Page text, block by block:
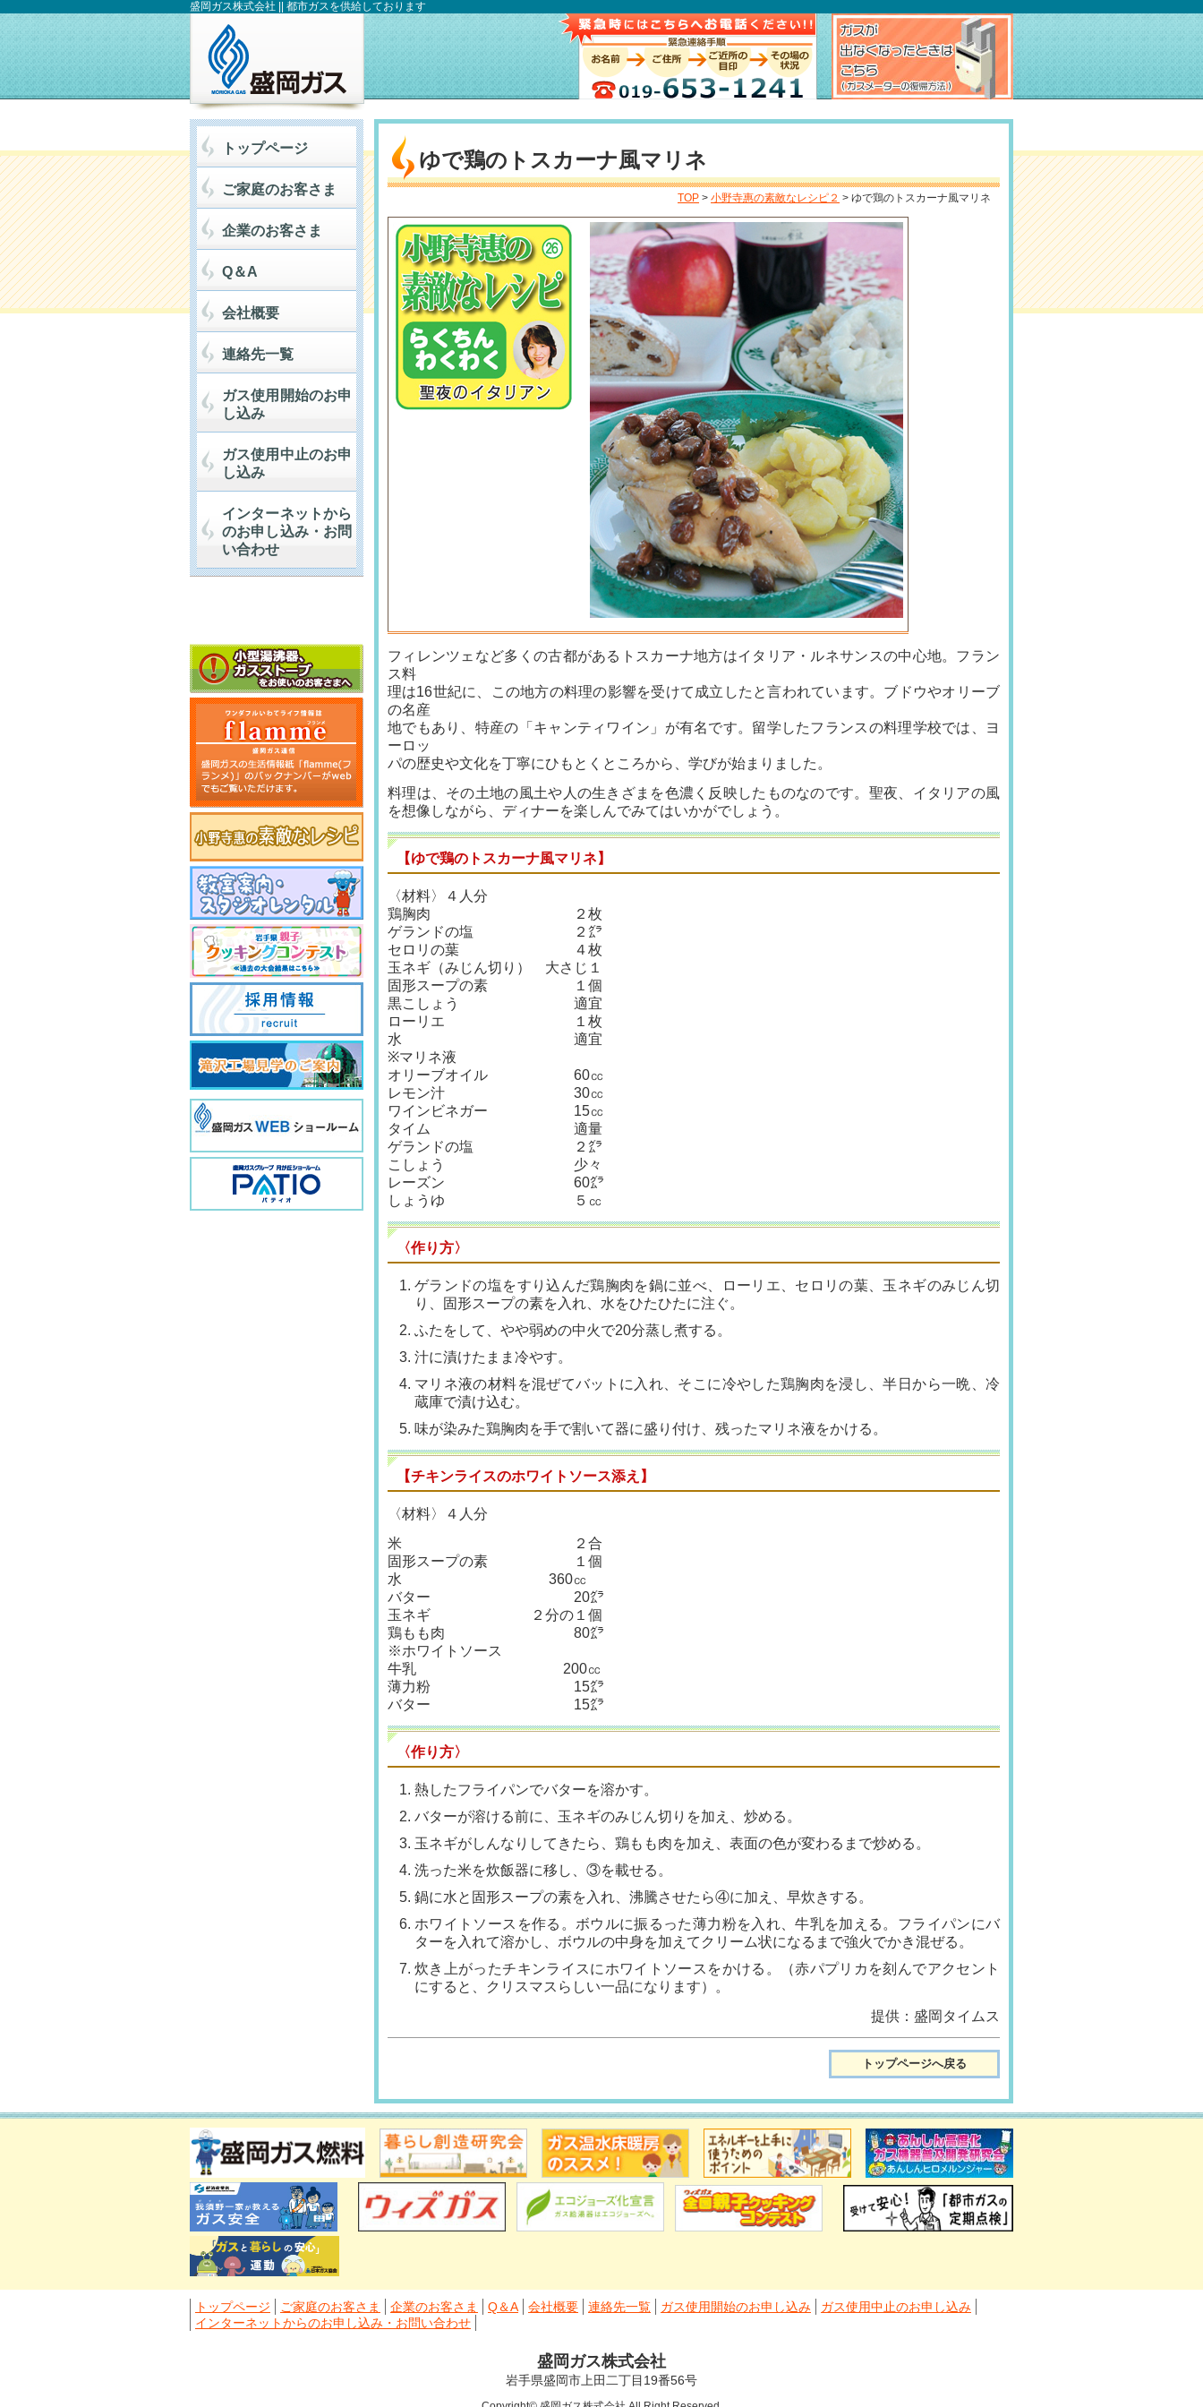
盛岡ガス株式会社 || 都市ガスを供給しております
トップページ
ご家庭のお客さま
企業のお客さま
Q＆A
会社概要
連絡先一覧
ガス使用開始のお申
し込み
ガス使用中止のお申
し込み
インターネットから
のお申し込み・お問
い合わせ
ゆで鶏のトスカーナ風マリネ
TOP > 小野寺惠の素敵なレシピ２ > ゆで鶏のトスカーナ風マリネ
フィレンツェなど多くの古都があるトスカーナ地方はイタリア・ルネサンスの中心地。フラン
ス料
理は16世紀に、この地方の料理の影響を受けて成立したと言われています。ブドウやオリーブ
の名産
地でもあり、特産の「キャンティワイン」が有名です。留学したフランスの料理学校では、ヨ
ーロッ
パの歴史や文化を丁寧にひもとくところから、学びが始まりました。
料理は、その土地の風土や人の生きざまを色濃く反映したものなのです。聖夜、イタリアの風
を想像しながら、ディナーを楽しんでみてはいかがでしょう。
【ゆで鶏のトスカーナ風マリネ】
〈材料〉４人分
鶏胸肉 ２枚
ゲランドの塩 ２㌘
セロリの葉 ４枚
玉ネギ（みじん切り） 大さじ１
固形スープの素 １個
黒こしょう 適宜
ローリエ １枚
水 適宜
※マリネ液
オリーブオイル 60㏄
レモン汁 30㏄
ワインビネガー 15㏄
タイム 適量
ゲランドの塩 ２㌘
こしょう 少々
レーズン 60㌘
しょうゆ ５㏄
〈作り方〉
ゲランドの塩をすり込んだ鶏胸肉を鍋に並べ、ローリエ、セロリの葉、玉ネギのみじん切
り、固形スープの素を入れ、水をひたひたに注ぐ。
ふたをして、やや弱めの中火で20分蒸し煮する。
汁に漬けたまま冷やす。
マリネ液の材料を混ぜてバット に入れ、そこに冷やした鶏胸肉を浸し、半日から一晩、冷
蔵庫で漬け込む。
味が染みた鶏胸肉を手で割いて器に盛り付け、残ったマリネ液をかける。
【チキンライスのホワイトソース添え】
〈材料〉４人分
米 ２合
固形スープの素 １個
水 360㏄
バター 20㌘
玉ネギ ２分の１個
鶏もも肉 80㌘
※ホワイトソース
牛乳 200㏄
薄力粉 15㌘
バター 15㌘
〈作り方〉
熱したフライパンでバターを溶かす。
バターが溶ける前に、玉ネギのみじん切りを加え、炒める。
玉ネギがしんなりしてきたら、 鶏もも肉を加え、表面の色が変わるまで炒める。
洗った米を炊飯器に移し、③を載せる。
鍋に水と固形スープの素を入 れ、沸騰させたら④に加え、早炊きする。
ホワイトソースを作る。ボウルに振るった薄力粉を入れ、牛乳を加える。フライパンにバ
ターを入 れて溶かし、ボウルの中身を加え てクリーム状になるまで強火でかき混ぜる。
炊き上がったチキンライスにホワイトソースをかける。
（赤パプリカを刻んでアクセント
にすると、クリスマスらしい一品になります）。
提供：盛岡タイムス
トップページへ戻る
トップページ ご家庭のお客さま 企業のお客さま Q＆A 会社概要 連絡先一覧 ガス使用開始のお申し込み
ガス使用中止のお申し込み
インターネットからのお申し込み・お問い合わせ
盛岡ガス株式会社
岩手県盛岡市上田二丁目19番56号